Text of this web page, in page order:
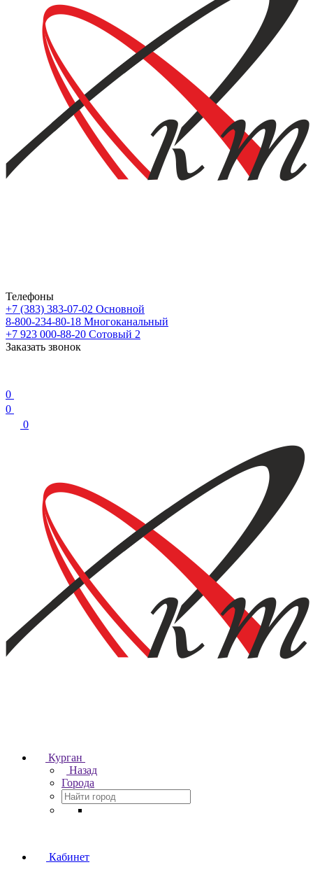
Телефоны
+7 (383) 383-07-02 Основной
8-800-234-80-18 Многоканальный
+7 923 000-88-20 Сотовый 2
Заказать звонок
0
0
0
Курган
Назад
Города
Кабинет